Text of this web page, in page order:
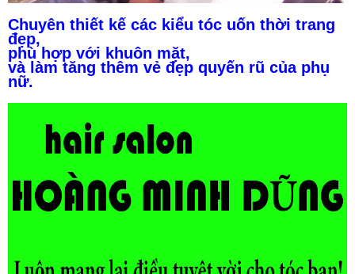
Chuyên thiết kế các kiểu tóc uốn thời trang
đẹp,
phù hợp với khuôn mặt,
và làm tăng thêm vẻ đẹp quyến rũ của phụ
nữ.